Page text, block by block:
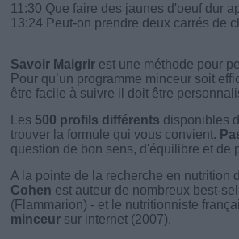
11:30 Que faire des jaunes d'oeuf dur
13:24 Peut-on prendre deux carrés de
Savoir Maigrirest une méthode pour
Pour qu’un programme minceur soit
être facile à suivre il doit être
Les 500 profils différents disponibles
trouver la formule qui vous convient.
question de bon sens, d'équilibre et de
A la pointe de la recherche en nutrition
Cohen est auteur de nombreux best-
(Flammarion) - et le nutritionniste
minceursur internet (2007).